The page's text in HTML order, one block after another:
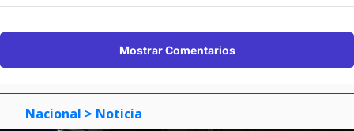
Mostrar Comentarios
Nacional > Noticia